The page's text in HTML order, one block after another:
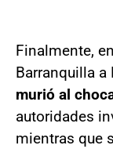
Finalmente,
Barranquilla a
murió al
autoridades
mientras que